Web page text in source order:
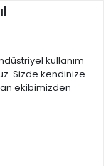
kullanım
Sizde kendinize
ekibimizden